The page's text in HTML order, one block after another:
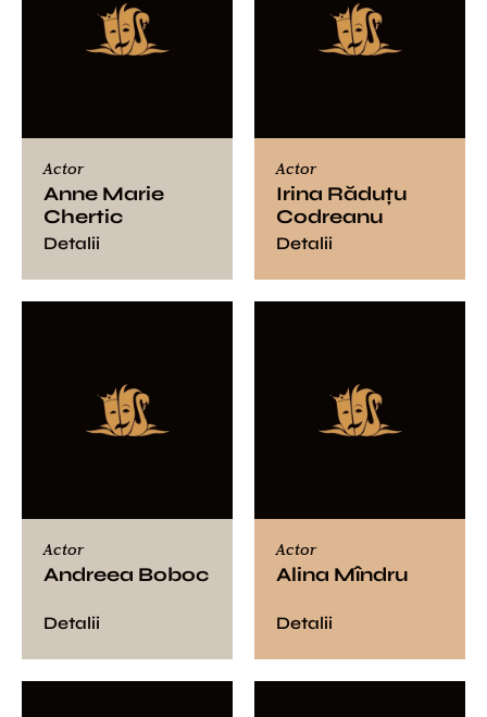
Actor
Anne Marie
Chertic
Detalii
Actor
Irina Răduţu
Codreanu
Detalii
Actor
Andreea Boboc
Detalii
Actor
Alina Mîndru
Detalii